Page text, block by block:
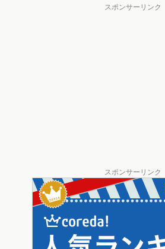
スポンサーリンク
スポンサーリンク